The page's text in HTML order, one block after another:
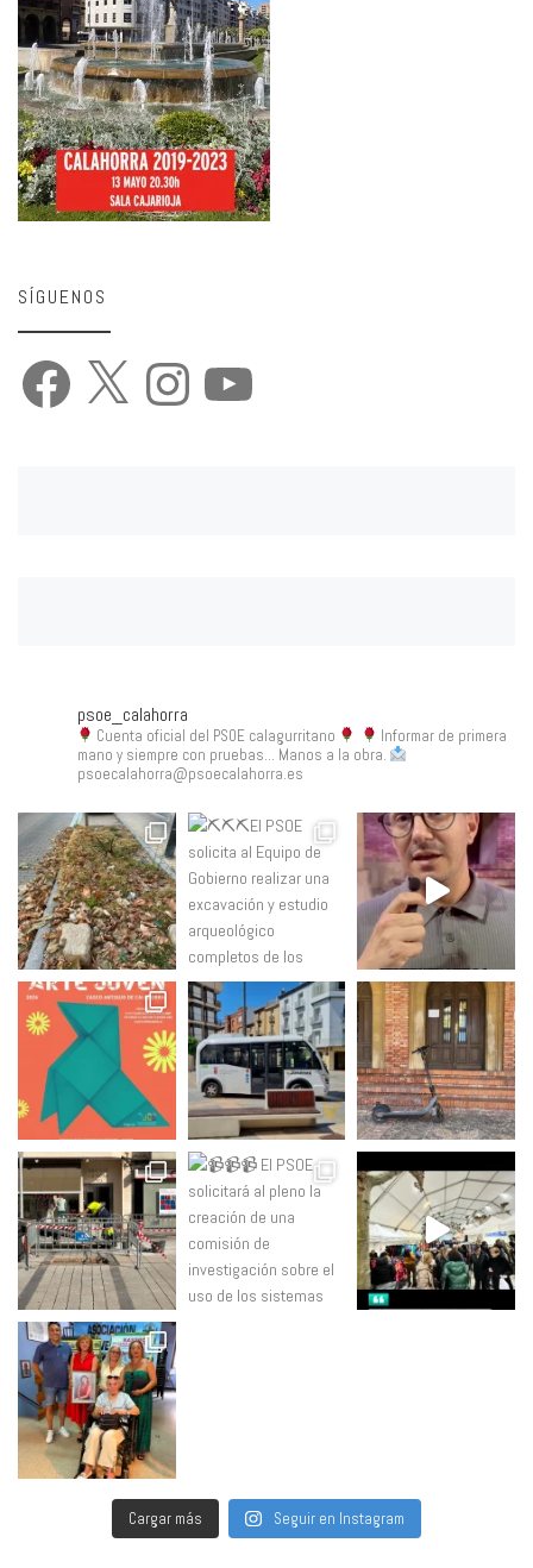
SÍGUENOS
Facebook Instagram YouTube
psoe_calahorra
Cuenta oficial del PSOE calagurritano
Informar de primera
mano y siempre con pruebas... Manos a la obra.
psoecalahorra@psoecalahorra.es
Cargar más Seguir en Instagram